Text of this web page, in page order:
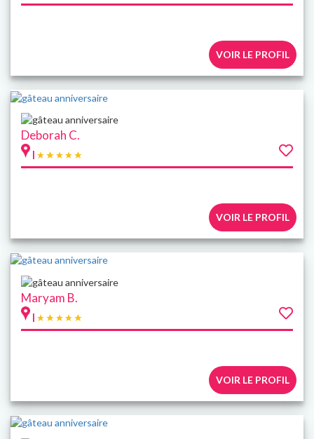
VOIR LE PROFIL
Deborah C.
|
VOIR LE PROFIL
Maryam B.
|
VOIR LE PROFIL